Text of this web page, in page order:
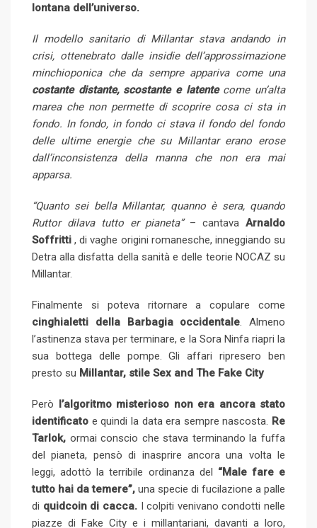
lontana dell’universo.
Il modello sanitario di Millantar stava andando in
crisi, ottenebrato dalle insidie dell’approssimazione
minchioponica che da sempre appariva come una
costante distante, scostante e latentecome un’alta
marea che non permette di scoprire cosa ci sta in
fondo. In fondo, in fondo ci stava il fondo del fondo
delle ultime energie che su Millantar erano erose
dall’inconsistenza della manna che non era mai
apparsa.
“Quanto sei bella Millantar, quanno è sera, quando
Ruttor dilava tutto er pianeta”– cantavaArnaldo
Soffritti , di vaghe origini romanesche, inneggiando su
Detra alla disfatta della sanità e delle teorie NOCAZ su
Millantar.
Finalmente si poteva ritornare a copulare come
cinghialetti della Barbagia occidentale . Almeno
l’astinenza stava per terminare, e la Sora Ninfa riapri la
sua bottega delle pompe. Gli affari ripresero ben
presto su Millantar, stile Sex and The Fake City
Però l’algoritmo misterioso non era ancora stato
identificato e quindi la data era sempre nascosta. Re
Tarlok, ormai conscio che stava terminando la fuffa
del pianeta, pensò di inasprire ancora una volta le
leggi, adottò la terribile ordinanza del “Male fare e
tutto hai da temere”, una specie di fucilazione a palle
di quidcoin di cacca.I colpiti venivano condotti nelle
piazze di Fake City e i millantariani, davanti a loro,